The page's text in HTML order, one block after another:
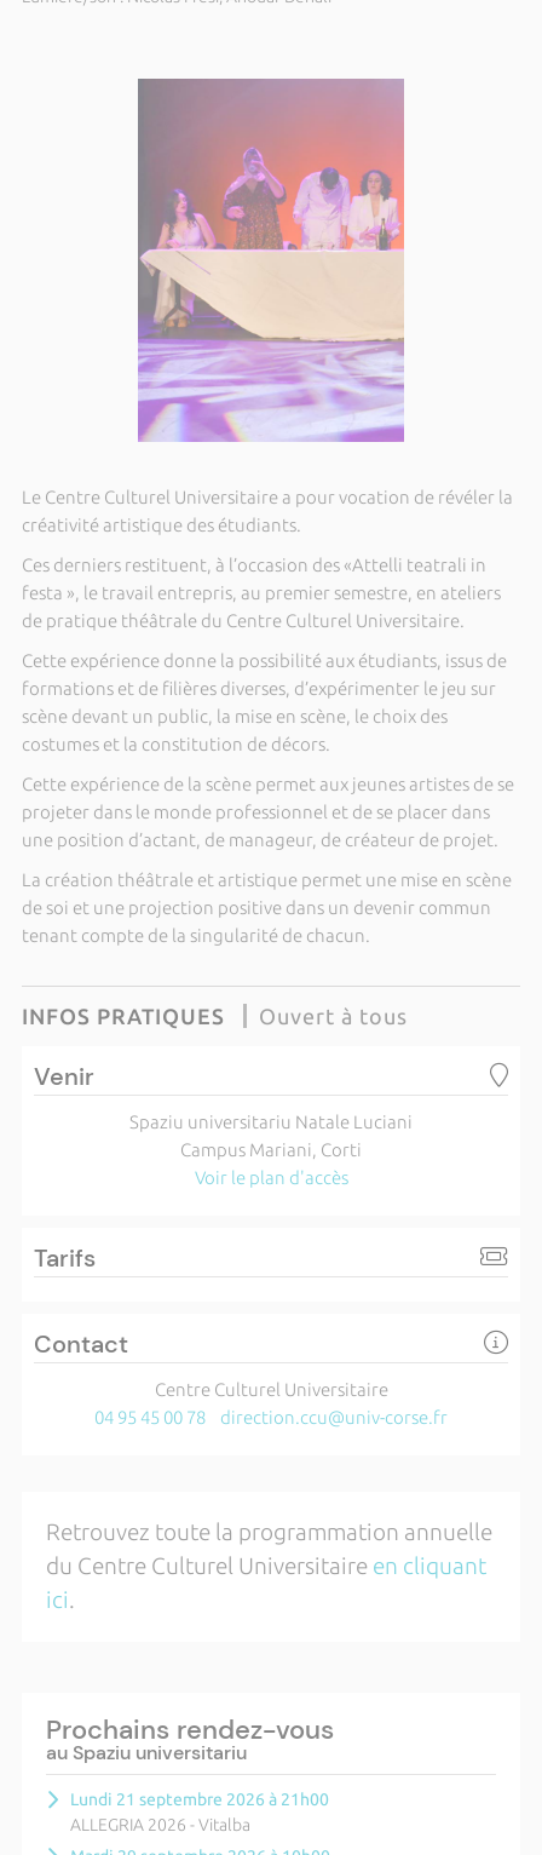
Le Centre Culturel Universitaire a pour vocation de révéler la
créativité artistique des étudiants.
Ces derniers restituent, à l’occasion des «Attelli teatrali in
festa », le travail entrepris, au premier semestre, en ateliers
de pratique théâtrale du Centre Culturel Universitaire.
Cette expérience donne la possibilité aux étudiants, issus de
formations et de filières diverses, d’expérimenter le jeu sur
scène devant un public, la mise en scène, le choix des
costumes et la constitution de décors.
Cette expérience de la scène permet aux jeunes artistes de se
projeter dans le monde professionnel et de se placer dans
une position d’actant, de manageur, de créateur de projet.
La création théâtrale et artistique permet une mise en scène
de soi et une projection positive dans un devenir commun
tenant compte de la singularité de chacun.
INFOS PRATIQUES Ouvert à tous
Venir
Spaziu universitariu Natale Luciani
Campus Mariani, Corti
Voir le plan d'accès
Tarifs
Contact
Centre Culturel Universitaire
04 95 45 00 78
direction.ccu@univ-corse.fr
Retrouvez toute la programmation annuelle
du Centre Culturel Universitaire en cliquant
ici.
Prochains rendez-vous
au Spaziu universitariu
Lundi 21 septembre 2026 à 21h00
ALLEGRIA 2026 - Vitalba